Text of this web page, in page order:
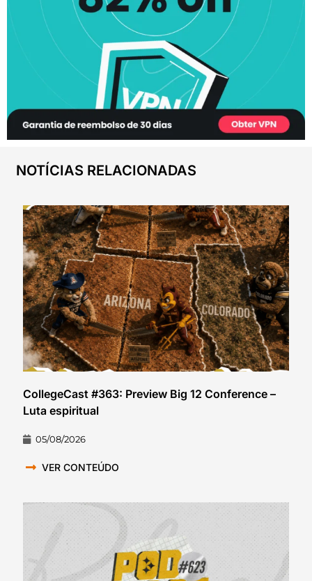
NOTÍCIAS RELACIONADAS
CollegeCast #363: Preview Big 12 Conference –
Luta espiritual
05/08/2026
VER CONTEÚDO